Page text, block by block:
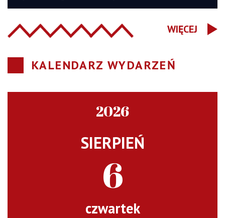
WIĘCEJ
KALENDARZ WYDARZEŃ
2026
SIERPIEŃ
6
czwartek